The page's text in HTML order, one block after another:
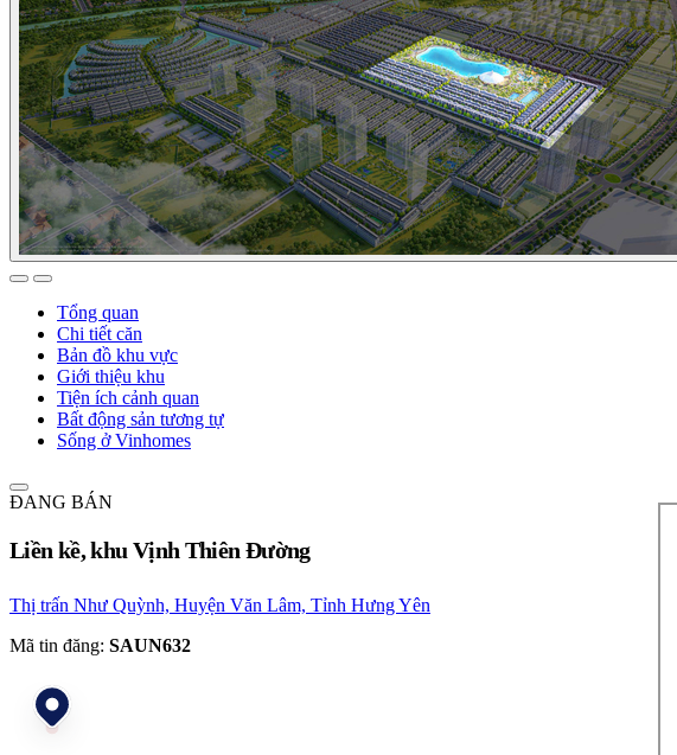
Tổng quan
Chi tiết căn
Bản đồ khu vực
Giới thiệu khu
Tiện ích cảnh quan
Bất động sản tương tự
Sống ở Vinhomes
ĐANG BÁN
Liền kề, khu Vịnh Thiên Đường
Thị trấn Như Quỳnh, Huyện Văn Lâm, Tỉnh Hưng Yên
Mã tin đăng: SAUN632